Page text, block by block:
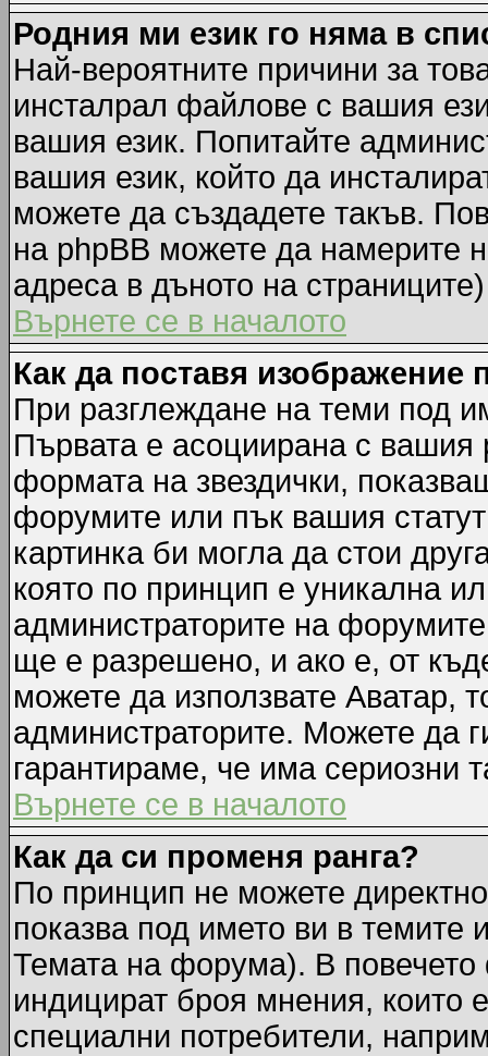
Родния ми език го няма в
Най-вероятните причини за
инсталрал файлове с вашия
вашия език. Попитайте
вашия език, който да
можете да създадете такъв.
на phpBB можете да намерите
адреса в дъното на страниците)
Върнете се в началото
Как да поставя изображение
При разглеждане на теми под
Първата е асоциирана с вашия
формата на звездички,
форумите или пък вашия
картинка би могла да стои
която по принцип е уникална
администраторите на
ще е разрешено, и ако е, от
можете да използвате Аватар,
администраторите. Можете да
гарантираме, че има сериозни
Върнете се в началото
Как да си променя ранга?
По принцип не можете
показва под името ви в темите
Темата на форума). В повечето
индицират броя мнения, които
специални потребители,